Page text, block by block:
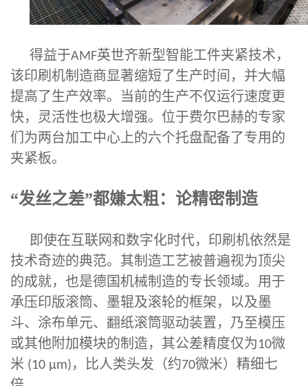
得益于AMF英世齐新型智能工件夹紧技术，
该印刷机制造商显著缩短了生产时间，并大幅
提高了生产效率。当前的生产不仅运行速度更
快，灵活性也极大增强。位于费尔巴赫的专家
们为两台加工中心上的六个托盘配备了专用的
夹紧板。
“发丝之差”都嫌太粗：论精密制造
即使在互联网和数字化时代，印刷机依然是
技术奇迹的典范。其制造工艺被普遍视为顶尖
的成就，也是德国机械制造的专长领域。用于
承压印版滚筒、墨辊及滚轮的框架，以及墨
斗、涂布单元、翻纸滚筒驱动装置，乃至模压
或其他附加模块的制造，其公差精度仅为 10微
米 (10 µm) ，比人类头发（约70微米）精细七